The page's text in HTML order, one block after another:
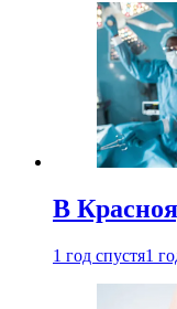
В
1 год спустя1